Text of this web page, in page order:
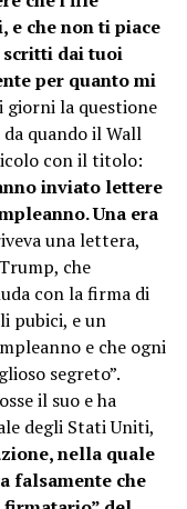
e che non ti piace
scritti dai tuoi
per quanto mi
giorni la questione
quando il Wall
con il titolo:
inviato lettere
Una era
una lettera,
che
con la firma di
pubici, e un
e che ogni
segreto”.
il suo e ha
degli Stati Uniti,
nella quale
falsamente che